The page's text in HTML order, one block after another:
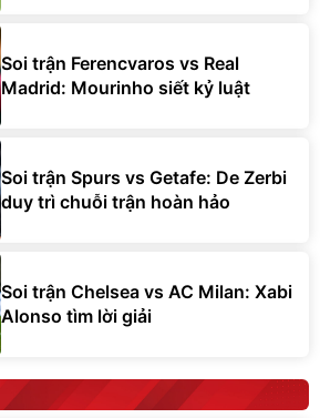
Soi trận Ferencvaros vs Real
Madrid: Mourinho siết kỷ luật
Soi trận Spurs vs Getafe: De Zerbi
duy trì chuỗi trận hoàn hảo
Soi trận Chelsea vs AC Milan: Xabi
Alonso tìm lời giải